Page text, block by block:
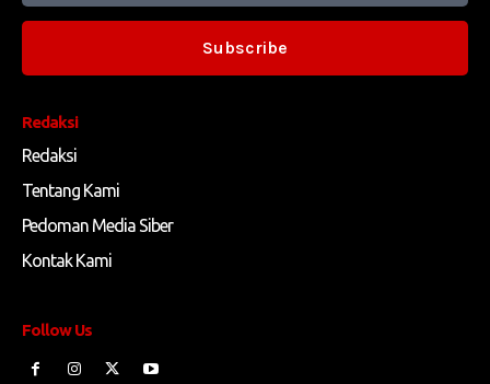
Redaksi
Redaksi
Tentang Kami
Pedoman Media Siber
Kontak Kami
Follow Us
Subscribe